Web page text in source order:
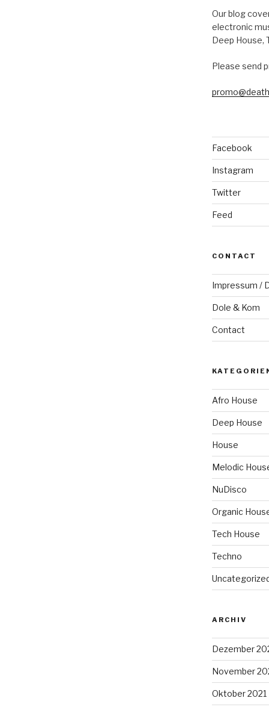
Our blog
electronic
Deep House,
Please send
Facebook
Instagram
Twitter
Feed
CONTACT
Impressum /
Dole & Kom
Contact
Afro House
Deep House
House
Melodic
NuDisco
Organic
Tech House
Techno
ARCHIV
Dezember
November
Oktober 2021